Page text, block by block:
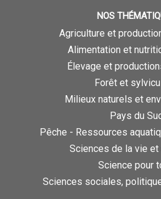
NOS
Agriculture et
Alimentation et
Élevage et
Forêt et
Milieux naturels et
Pays du
Pêche - Ressources
Sciences de la vie et
Science pour
Sciences sociales,